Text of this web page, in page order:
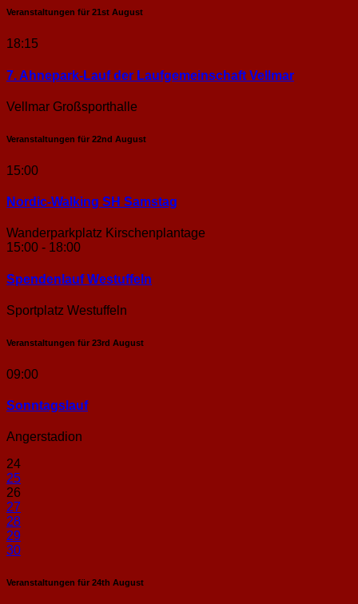
Veranstaltungen für 21st August
18:15
7. Ahnepark-Lauf der Laufgemeinschaft Vellmar
Vellmar Großsporthalle
Veranstaltungen für 22nd August
15:00
Nordic-Walking SH Samstag
Wanderparkplatz Kirschenplantage
15:00 - 18:00
Spendenlauf Westuffeln
Sportplatz Westuffeln
Veranstaltungen für 23rd August
09:00
Sonntags­lauf
Angerstadion
24
25
26
27
28
29
30
Veranstaltungen für 24th August